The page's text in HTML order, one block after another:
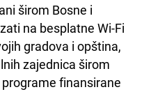
širom Bosne i
na besplatne Wi-Fi
gradova i opština,
zajednica širom
finansirane